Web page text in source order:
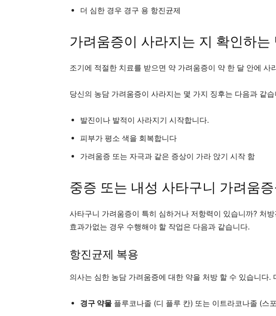
더 심한 경우 경구 용 항진균제
가려움증이 사라지는 지 확인하는
조기에 적절한 치료를 받으면 약 가려움증이 약 한 달 안에 사
당신의 농담 가려움증이 사라지는 몇 가지 징후는 다음과 같습
발진이나 발적이 사라지기 시작합니다.
피부가 평소 색을 회복합니다
가려움증 또는 자극과 같은 증상이 가라 앉기 시작 함
중증 또는 내성 사타구니 가려움
사타구니 가려움증이 특히 심하거나 저항력이 있습니까? 처
효과가없는 경우 수행해야 할 작업은 다음과 같습니다.
항진균제 복용
의사는 심한 농담 가려움증에 대한 약을 처방 할 수 있습니다.
경구 약물 플루코나졸 (디 플루 칸) 또는 이트라코나졸 (스